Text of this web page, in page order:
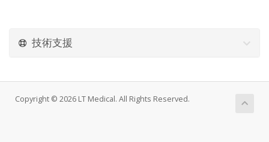
技術支援
Copyright © 2026 LT Medical. All Rights Reserved.